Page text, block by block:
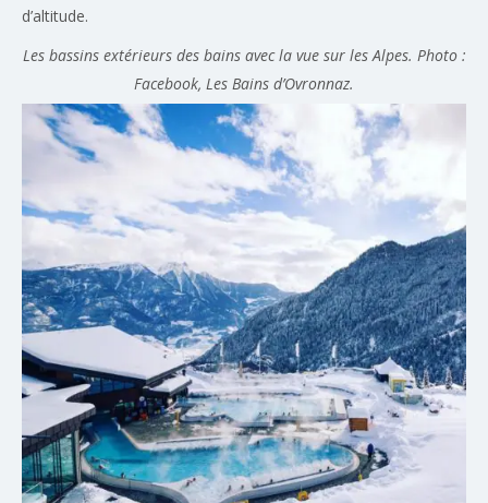
d’altitude.
Les bassins extérieurs des bains avec la vue sur les Alpes. Photo :
Facebook, Les Bains d’Ovronnaz.